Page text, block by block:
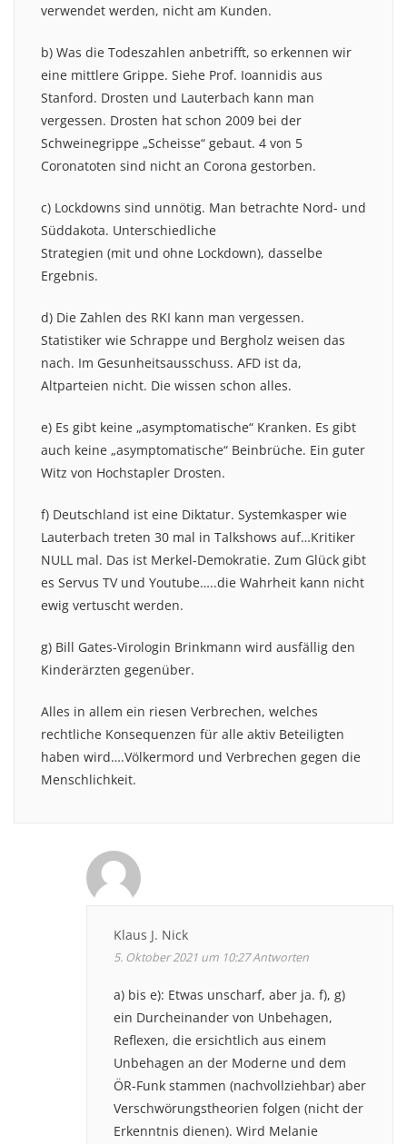
verwendet werden, nicht am Kunden.
b) Was die Todeszahlen anbetrifft, so erkennen wir
eine mittlere Grippe. Siehe Prof. Ioannidis aus
Stanford. Drosten und Lauterbach kann man
vergessen. Drosten hat schon 2009 bei der
Schweinegrippe „Scheisse“ gebaut. 4 von 5
Coronatoten sind nicht an Corona gestorben.
c) Lockdowns sind unnötig. Man betrachte Nord- und
Süddakota. Unterschiedliche
Strategien (mit und ohne Lockdown), dasselbe
Ergebnis.
d) Die Zahlen des RKI kann man vergessen.
Statistiker wie Schrappe und Bergholz weisen das
nach. Im Gesunheitsausschuss. AFD ist da,
Altparteien nicht. Die wissen schon alles.
e) Es gibt keine „asymptomatische“ Kranken. Es gibt
auch keine „asymptomatische“ Beinbrüche. Ein guter
Witz von Hochstapler Drosten.
f) Deutschland ist eine Diktatur. Systemkasper wie
Lauterbach treten 30 mal in Talkshows auf…Kritiker
NULL mal. Das ist Merkel-Demokratie. Zum Glück gibt
es Servus TV und Youtube…..die Wahrheit kann nicht
ewig vertuscht werden.
g) Bill Gates-Virologin Brinkmann wird ausfällig den
Kinderärzten gegenüber.
Alles in allem ein riesen Verbrechen, welches
rechtliche Konsequenzen für alle aktiv Beteiligten
haben wird….Völkermord und Verbrechen gegen die
Menschlichkeit.
Klaus J. Nick
5. Oktober 2021 um 10:27Antworten
a) bis e): Etwas unscharf, aber ja. f), g)
ein Durcheinander von Unbehagen,
Reflexen, die ersichtlich aus einem
Unbehagen an der Moderne und dem
ÖR-Funk stammen (nachvollziehbar) aber
Verschwörungstheorien folgen (nicht der
Erkenntnis dienen). Wird Melanie